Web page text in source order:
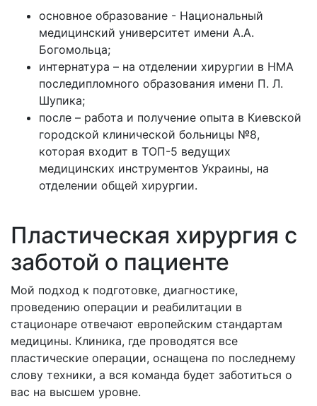
основное образование - Национальный
медицинский университет имени А.А.
Богомольца;
интернатура – на отделении хирургии в НМА
последипломного образования имени П. Л.
Шупика;
после – работа и получение опыта в Киевской
городской клинической больницы №8,
которая входит в ТОП-5 ведущих
медицинских инструментов Украины, на
отделении общей хирургии.
Пластическая хирургия с
заботой о пациенте
Мой подход к подготовке, диагностике,
проведению операции и реабилитации в
стационаре отвечают европейским стандартам
медицины. Клиника, где проводятся все
пластические операции, оснащена по последнему
слову техники, а вся команда будет заботиться о
вас на высшем уровне.